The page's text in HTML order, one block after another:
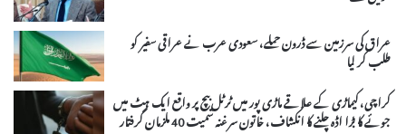
عراق کی سرزمین سے ڈرون حملے، سعودی عرب نے عراقی سفیر کو
طلب کر لیا
کراچی، کیماڑی کے علاقے ماڑی پور میں ٹرٹل بیچ پر واقع ایک ہٹ میں
جوئے کا بڑا اڈہ چلنے کا انکشاف، خاتون سرغنہ سمیت 40 ملزمان گرفتار